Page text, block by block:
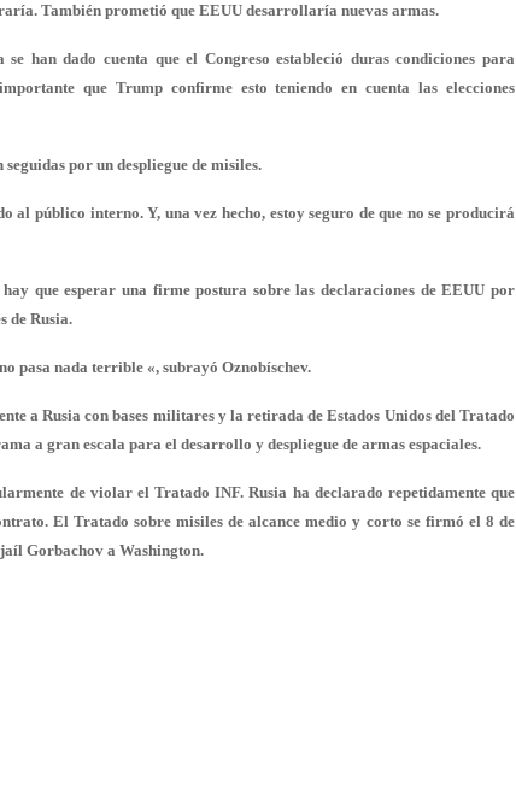
También prometió que EEUU desarrollaría nuevas armas.
han dado cuenta que el Congreso estableció duras condiciones para
que Trump confirme esto teniendo en cuenta las elecciones
por un despliegue de misiles.
público interno. Y, una vez hecho, estoy seguro de que no se producirá
que esperar una firme postura sobre las declaraciones de EEUU por
de Rusia.
pasa nada terrible «, subrayó Oznobíschev.
a Rusia con bases militares y la retirada de Estados Unidos del Tratado
a gran escala para el desarrollo y despliegue de armas espaciales.
de violar el Tratado INF. Rusia ha declarado repetidamente que
El Tratado sobre misiles de alcance medio y corto se firmó el 8 de
Gorbachov a Washington.